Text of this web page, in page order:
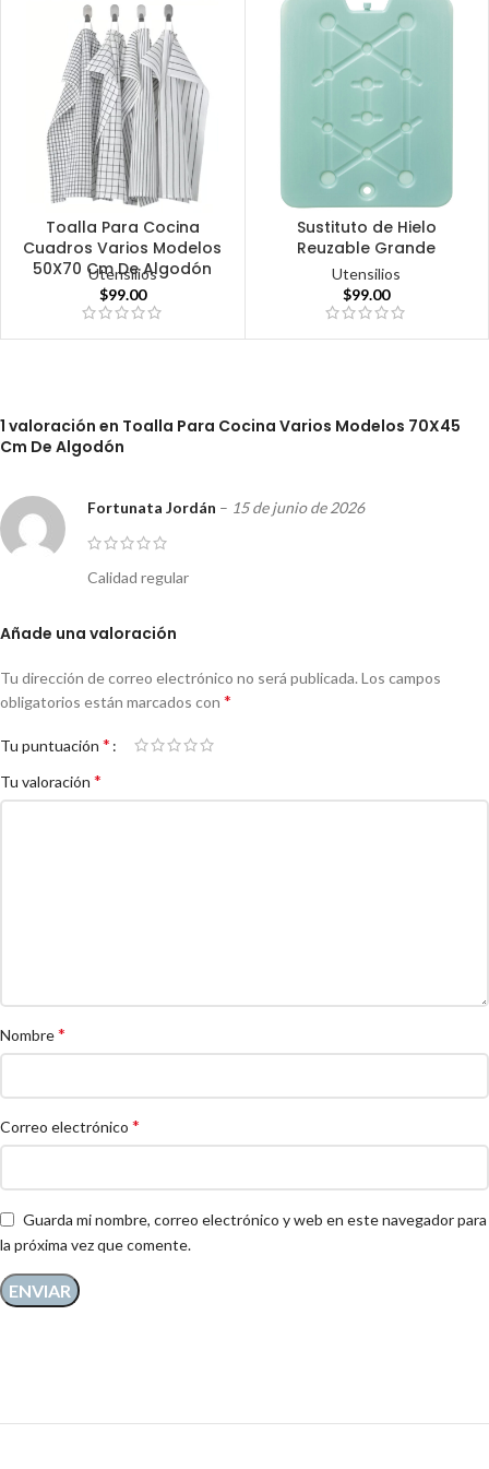
Toalla Para Cocina
Cuadros Varios Modelos
50X70 Cm De Algodón
Utensilios
$99.00
Sustituto de Hielo
Reuzable Grande
Utensilios
$99.00
1 valoración en Toalla Para Cocina Varios Modelos 70X45
Cm De Algodón
Fortunata Jordán – 15 de junio de 2026
Calidad regular
Añade una valoración
Tu dirección de correo electrónico no será publicada. Los campos
obligatorios están marcados con *
Tu puntuación *
Tu valoración *
Nombre*
Correo electrónico *
Guarda mi nombre, correo electrónico y web en este navegador para
la próxima vez que comente.